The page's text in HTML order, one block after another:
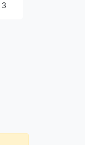
3